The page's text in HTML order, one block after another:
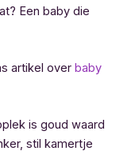
Een baby die
artikel over baby
is goud waard
stil kamertje